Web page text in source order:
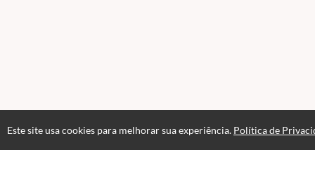
Este site usa cookies para melhorar sua experiência. Política de